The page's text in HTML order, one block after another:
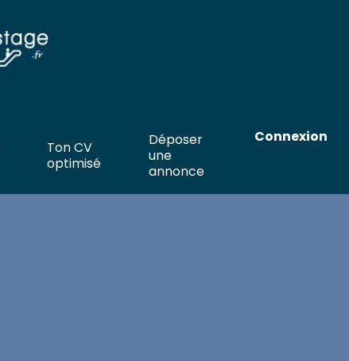
Connexion
Ton CV
optimisé
Déposer
une
annonce